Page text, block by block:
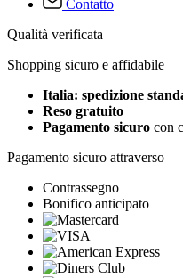
Contatto
Qualità verificata
Shopping sicuro e affidabile
Italia: spedizione
Reso gratuito
Pagamento sicuro con
Pagamento sicuro attraverso
Contrassegno
Bonifico anticipato